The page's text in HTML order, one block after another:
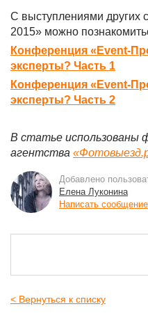
С выступлениями других
2015» можно
Конференция «Event-
эксперты? Часть 1
Конференция «Event-
эксперты? Часть 2
В статье использованы
агентства
Добавлено
Елена Луконина
Написать сообщение
< Вернуться к списку